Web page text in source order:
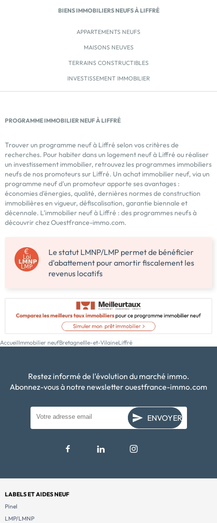
BIENS IMMOBILIERS NEUFS À LIFFRÉ
APPARTEMENTS NEUFS
MAISONS NEUVES
TERRAINS CONSTRUCTIBLES
INVESTISSEMENT IMMOBILIER
PROGRAMME IMMOBILIER NEUF À LIFFRÉ
Trouver un programme neuf à Liffré selon vos critères de
recherches. Pour habiter dans un logement neuf à Liffré ou réaliser
un investissement immobilier, retrouvez les programmes immobiliers
neufs de nos promoteurs sur Liffré. Un achat immobilier neuf, via un
programme neuf d'un promoteur apporte ses avantages :
économies d'énergies, qualité, dernières normes de construction
immobilières en vigueur, défiscalisation, garantie biennale et
décennale. L'immobilier neuf à Liffré : des programmes neufs à
découvrir chez Ouestfrance-immo.com.
Le statut LMNP/LMP permet de bénéficier
d'abattement pour amortir fiscalement les
revenus locatifs
AccueilImmobilier neufBretagneIlle-et-VilaineLiffré
Restez informé de l'évolution du marché immo.
Abonnez-vous à notre newsletter ouestfrance-immo.com
ENVOYER
LABELS ET AIDES NEUF
Pinel
LMP/LMNP